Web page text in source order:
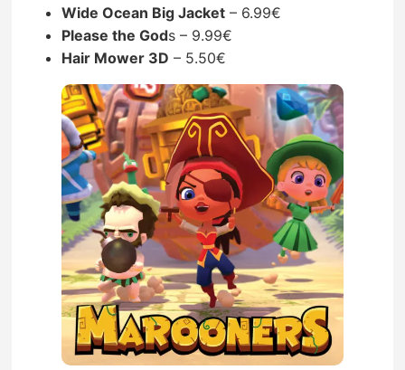
Wide Ocean Big Jacket – 6.99€
Please the Gods – 9.99€
Hair Mower 3D – 5.50€